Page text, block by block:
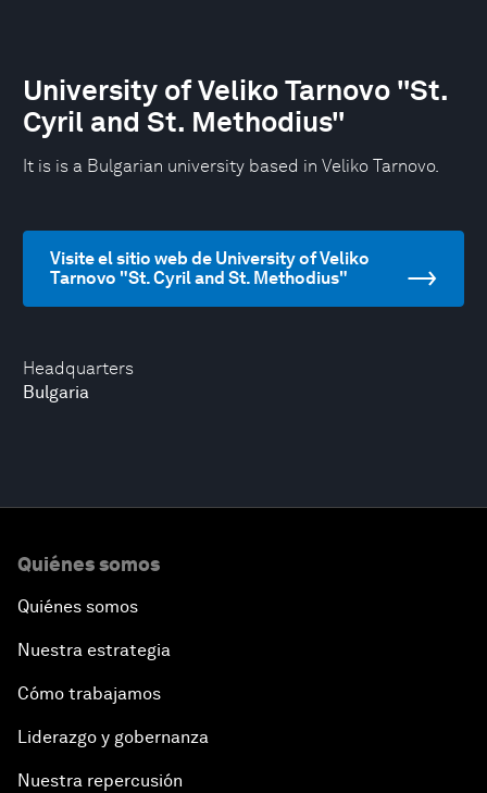
Headquarters
Bulgaria
University of Veliko Tarnovo "St.
Cyril and St. Methodius"
It is is a Bulgarian university based in Veliko Tarnovo.
Visite el sitio web de University of Veliko
Tarnovo "St. Cyril and St. Methodius"
Quiénes somos
Quiénes somos
Nuestra estrategia
Cómo trabajamos
Liderazgo y gobernanza
Nuestra repercusión